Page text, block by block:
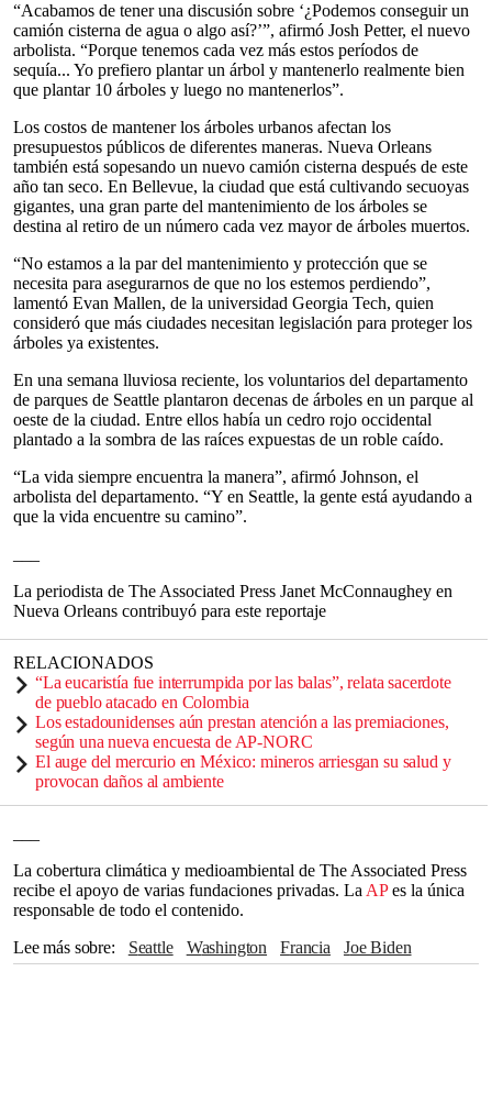
“Acabamos de tener una discusión sobre ‘¿Podemos conseguir un
camión cisterna de agua o algo así?’”, afirmó Josh Petter, el nuevo
arbolista. “Porque tenemos cada vez más estos períodos de
sequía... Yo prefiero plantar un árbol y mantenerlo realmente bien
que plantar 10 árboles y luego no mantenerlos”.
Los costos de mantener los árboles urbanos afectan los
presupuestos públicos de diferentes maneras. Nueva Orleans
también está sopesando un nuevo camión cisterna después de este
año tan seco. En Bellevue, la ciudad que está cultivando secuoyas
gigantes, una gran parte del mantenimiento de los árboles se
destina al retiro de un número cada vez mayor de árboles muertos.
“No estamos a la par del mantenimiento y protección que se
necesita para asegurarnos de que no los estemos perdiendo”,
lamentó Evan Mallen, de la universidad Georgia Tech, quien
consideró que más ciudades necesitan legislación para proteger los
árboles ya existentes.
En una semana lluviosa reciente, los voluntarios del departamento
de parques de Seattle plantaron decenas de árboles en un parque al
oeste de la ciudad. Entre ellos había un cedro rojo occidental
plantado a la sombra de las raíces expuestas de un roble caído.
“La vida siempre encuentra la manera”, afirmó Johnson, el
arbolista del departamento. “Y en Seattle, la gente está ayudando a
que la vida encuentre su camino”.
La periodista de The Associated Press Janet McConnaughey en
Nueva Orleans contribuyó para este reportaje
RELACIONADOS
“La eucaristía fue interrumpida por las balas”, relata sacerdote
de pueblo atacado en Colombia
Los estadounidenses aún prestan atención a las premiaciones,
según una nueva encuesta de AP-NORC
El auge del mercurio en México: mineros arriesgan su salud y
provocan daños al ambiente
La cobertura climática y medioambiental de The Associated Press
recibe el apoyo de varias fundaciones privadas. La APes la única
responsable de todo el contenido.
Lee más sobre
Seattle Washington Francia
Joe Biden